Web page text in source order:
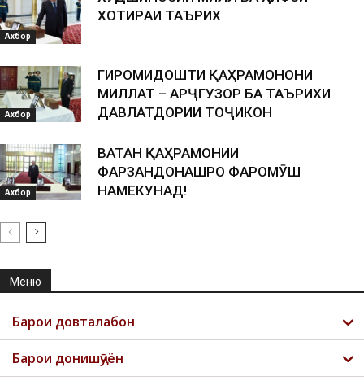
Ахбор
ХОТИPАИ ТАЪPИХӢ
Ахбор
ГИРОМИДОШТИ ҚАҲРАМОНОНИ
МИЛЛАТ – АРҶГУЗОРӢ БА ТАЪРИХИ
ДАВЛАТДОРИИ ТОҶИКОН
Ахбор
ВАТАН ҚАҲРАМОНИИ
ФАРЗАНДОНАШРО ФАРОМӮШ
НАМЕКУНАД!
Меню
Барои довталабон
Барои донишҷӯён